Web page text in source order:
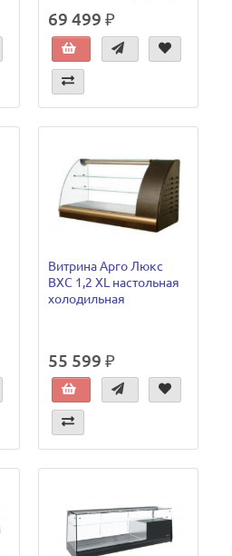
69 499 ₽
Витрина Арго Люкс
ВХС 1,2 XL настольная
холодильная
55 599 ₽